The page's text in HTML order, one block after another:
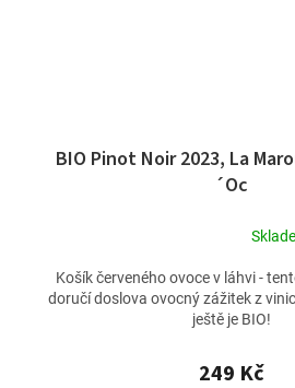
BIO Pinot Noir 2023, La
´Oc
hodnocení
produktu
249 Kč
Košík červeného ovoce v láhvi -
doručí doslova ovocný zážitek z
ještě je BIO!